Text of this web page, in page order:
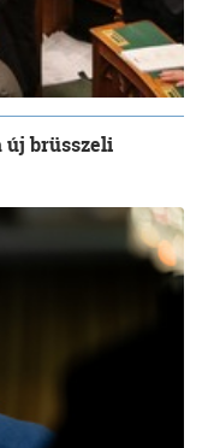
brüsszeli